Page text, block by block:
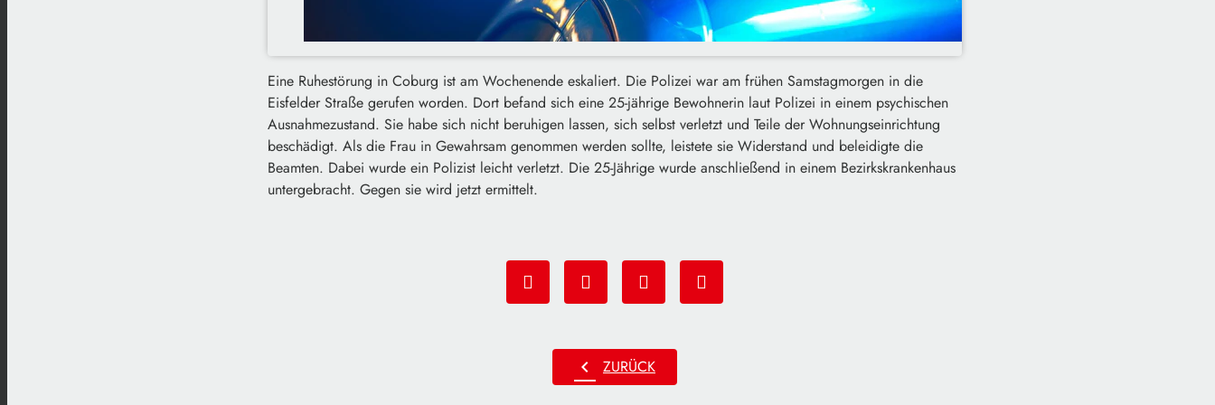
Eine Ruhestörung in Coburg ist am Wochenende eskaliert. Die Polizei war am frühen Samstagmorgen in die
Eisfelder Straße gerufen worden. Dort befand sich eine 25-jährige Bewohnerin laut Polizei in einem psychischen
Ausnahmezustand. Sie habe sich nicht beruhigen lassen, sich selbst verletzt und Teile der Wohnungseinrichtung
beschädigt. Als die Frau in Gewahrsam genommen werden sollte, leistete sie Widerstand und beleidigte die
Beamten. Dabei wurde ein Polizist leicht verletzt. Die 25-Jährige wurde anschließend in einem Bezirkskrankenhaus
untergebracht. Gegen sie wird jetzt ermittelt.
chevron_left ZURÜCK